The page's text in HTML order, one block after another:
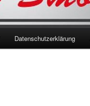
Datenschutzerklärung